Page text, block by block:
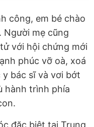
công, em bé chào
mẹ cũng
với hội chứng mới
phúc vỡ oà, xoá
bác sĩ và vơi bớt
hành trình phía